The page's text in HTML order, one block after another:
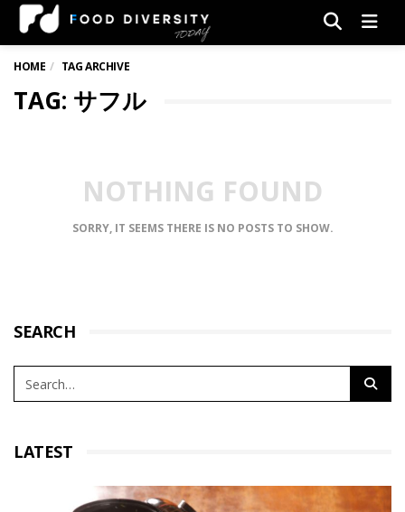
HOME TAG ARCHIVE
TAG: サフル
NOTHING FOUND
SORRY, IT SEEMS THERE IS NO POSTS TO SHOW.
SEARCH
LATEST